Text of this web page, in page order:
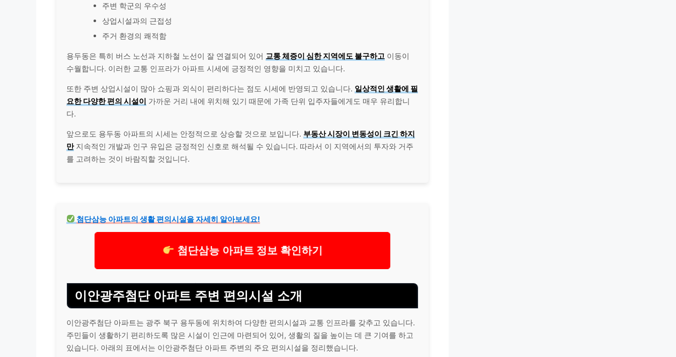
주변 학군의 우수성
상업시설과의 근접성
주거 환경의 쾌적함
용두동은 특히 버스 노선과 지하철 노선이 잘 연결되어 있어 교통 체증이 심한 지역에도 불구하고 이동이
수월합니다. 이러한 교통 인프라가 아파트 시세에 긍정적인 영향을 미치고 있습니다.
또한 주변 상업시설이 많아 쇼핑과 외식이 편리하다는 점도 시세에 반영되고 있습니다. 일상적인 생활에 필
요한 다양한 편의 시설이 가까운 거리 내에 위치해 있기 때문에 가족 단위 입주자들에게도 매우 유리합니
다.
앞으로도 용두동 아파트의 시세는 안정적으로 상승할 것으로 보입니다. 부동산 시장이 변동성이 크긴 하지
만지속적인 개발과 인구 유입은 긍정적인 신호로 해석될 수 있습니다. 따라서 이 지역에서의 투자와 거주
를 고려하는 것이 바람직할 것입니다.
첨단삼능 아파트의 생활 편의시설을 자세히 알아보세요!
첨단삼능 아파트 정보 확인하기
이안광주첨단 아파트 주변 편의시설 소개
이안광주첨단 아파트는 광주 북구 용두동에 위치하여 다양한 편의시설과 교통 인프라를 갖추고 있습니다.
주민들이 생활하기 편리하도록 많은 시설이 인근에 마련되어 있어, 생활의 질을 높이는 데 큰 기여를 하고
있습니다. 아래의 표에서는 이안광주첨단 아파트 주변의 주요 편의시설을 정리했습니다.